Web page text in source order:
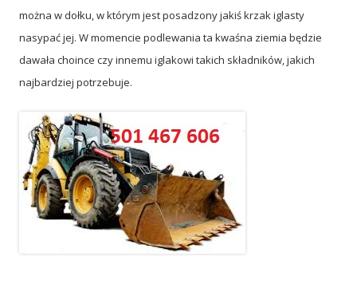
można w dołku, w którym jest posadzony jakiś krzak iglasty
nasypać jej. W momencie podlewania ta kwaśna ziemia będzie
dawała choince czy innemu iglakowi takich składników, jakich
najbardziej potrzebuje.